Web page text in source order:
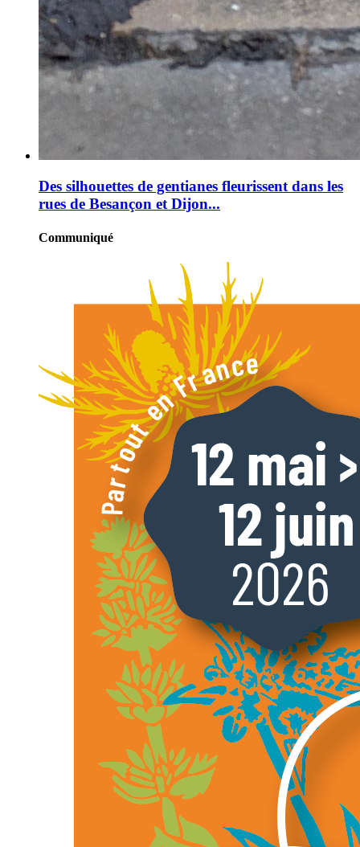
Des silhouettes de gentianes fleurissent dans les
rues de Besançon et Dijon...
Communiqué